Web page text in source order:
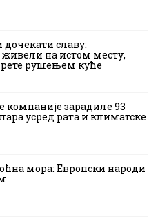
славу:
живели на истом месту,
рушењем куће
компаније зарадиле 93
усред рата и климатске
мора: Европски народи